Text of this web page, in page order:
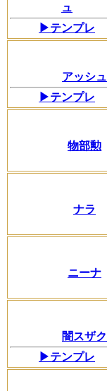
ュ
▶テンプレ
アッシュ
▶テンプレ
物部勲
ナラ
ニーナ
闇スザク
▶テンプレ